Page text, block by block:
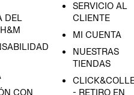
DEL
CON
SERVICIO AL
CLIENTE
MI CUENTA
NUESTRAS
TIENDAS
- RETIRO EN